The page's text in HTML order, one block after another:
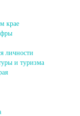
крае
личности
и туризма